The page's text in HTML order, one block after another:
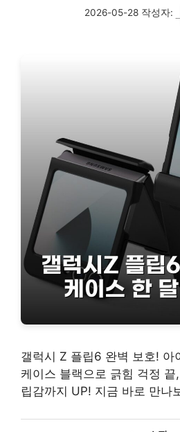
2026-05-28 작성자:
갤럭시 Z 플립6 완벽 보호! 아
케이스 블랙으로 긁힘 걱정
립감까지 UP! 지금 바로 만나